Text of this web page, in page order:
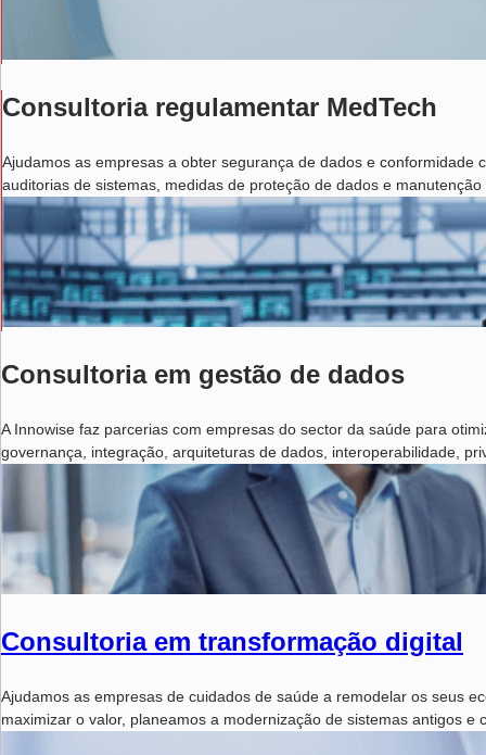
Consultoria regulamentar MedTech
Ajudamos as empresas a obter segurança de dados e
auditorias de sistemas, medidas de proteção de dados e
Consultoria em gestão de dados
A Innowise faz parcerias com empresas do sector da saúde para
governança, integração, arquiteturas de dados, interoperabilidade,
Consultoria em transformação digital
Ajudamos as empresas de cuidados de saúde a remodelar os seus
maximizar o valor, planeamos a modernização de sistemas antigos